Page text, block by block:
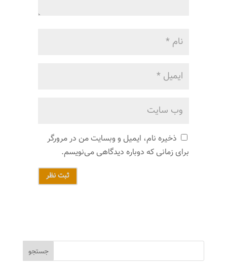
ذخیره نام، ایمیل و وبسایت من در مرورگر
برای زمانی که دوباره دیدگاهی می‌نویسم.
ثبت نظر